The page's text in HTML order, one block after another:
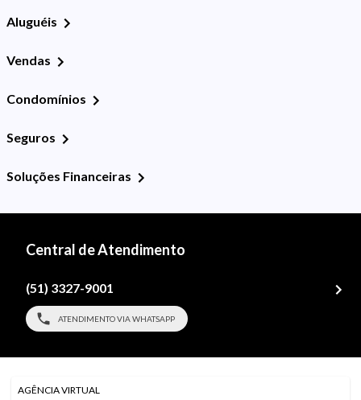
Aluguéis
Vendas
Condomínios
Seguros
Soluções Financeiras
Central de Atendimento
(51) 3327-9001
ATENDIMENTO VIA WHATSAPP
AGÊNCIA VIRTUAL